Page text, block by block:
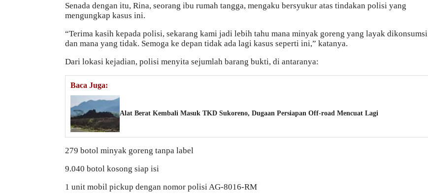
Senada dengan itu, Rina, seorang ibu rumah tangga, mengaku bersyukur atas tindakan polisi yang
mengungkap kasus ini.
“Terima kasih kepada polisi, sekarang kami jadi lebih tahu mana minyak goreng yang layak dikonsumsi
dan mana yang tidak. Semoga ke depan tidak ada lagi kasus seperti ini,” katanya.
Dari lokasi kejadian, polisi menyita sejumlah barang bukti, di antaranya:
Baca Juga:
Alat Berat Kembali Masuk TKD Sukoreno, Dugaan Persiapan Off-road Mencuat Lagi
279 botol minyak goreng tanpa label
9.040 botol kosong siap isi
1 unit mobil pickup dengan nomor polisi AG-8016-RM